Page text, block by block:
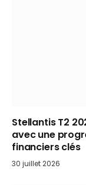
Stellantis T2
avec une
financiers clés
30 juillet 2026